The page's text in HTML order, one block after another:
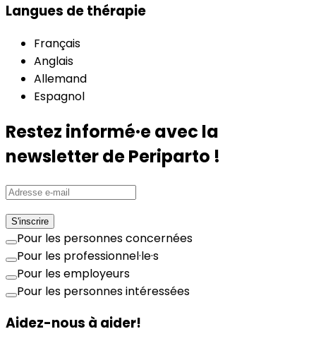
Langues de thérapie
Français
Anglais
Allemand
Espagnol
Restez informé·e avec la
newsletter de Periparto !
S'inscrire
Pour les personnes concernées
Pour les professionnel·le·s
Pour les employeurs
Pour les personnes intéressées
Aidez-nous à aider!